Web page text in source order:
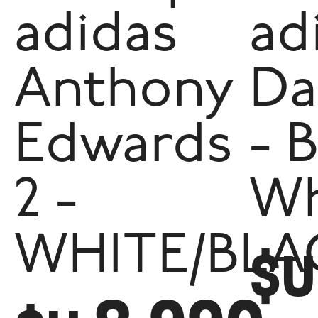
adidas
Anthony
Edwards
2 -
WHITE/
-
$U